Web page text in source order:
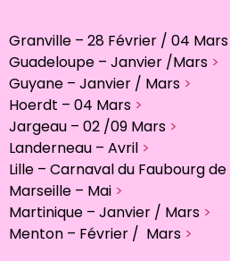
Granville – 28 Février / 04 Mars
Guadeloupe – Janvier /Mars >
Guyane – Janvier / Mars >
Hoerdt – 04 Mars >
Jargeau – 02 /09 Mars >
Landerneau – Avril >
Lille – Carnaval du Faubourg
Marseille – Mai >
Martinique – Janvier / Mars >
Menton – Février / Mars >